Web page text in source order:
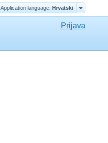
Application language: Hrvatski
Prijava